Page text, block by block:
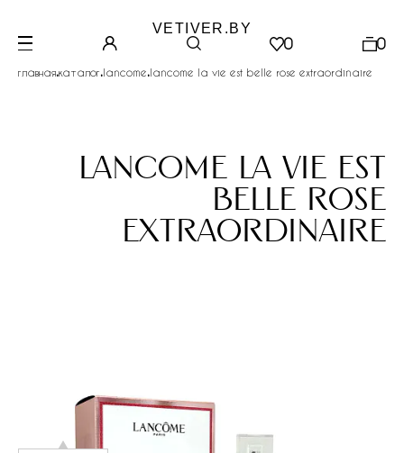
VETIVER.BY
0 0
главная.каталог.lancome.lancome la vie est belle rose extraordinaire
lancome la vie est
belle rose
extraordinaire